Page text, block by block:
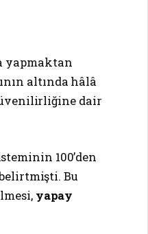
yapmaktan
altında hâlâ
dair
100’den
Bu
yapay